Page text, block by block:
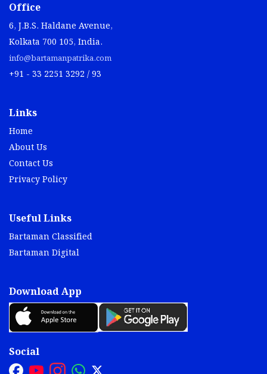
Office
6, J.B.S. Haldane Avenue,
Kolkata 700 105, India.
info@bartamanpatrika.com
+91 - 33 2251 3292 / 93
Links
Home
About Us
Contact Us
Privacy Policy
Useful Links
Bartaman Classified
Bartaman Digital
Download App
Social